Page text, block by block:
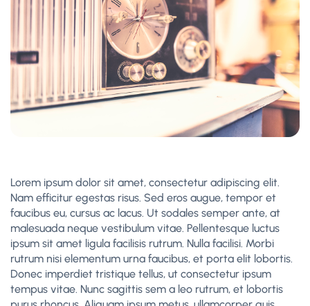
Lorem ipsum dolor sit amet, consectetur adipiscing elit.
Nam efficitur egestas risus. Sed eros augue, tempor et
faucibus eu, cursus ac lacus. Ut sodales semper ante, at
malesuada neque vestibulum vitae. Pellentesque luctus
ipsum sit amet ligula facilisis rutrum. Nulla facilisi. Morbi
rutrum nisi elementum urna faucibus, et porta elit lobortis.
Donec imperdiet tristique tellus, ut consectetur ipsum
tempus vitae. Nunc sagittis sem a leo rutrum, et lobortis